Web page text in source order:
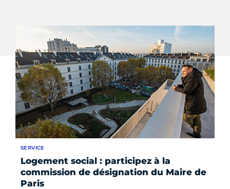
Logement social : participez à la
commission de désignation du Maire de
Paris
SERVICE